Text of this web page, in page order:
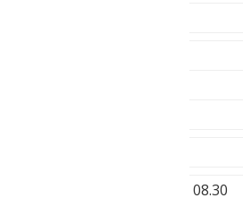
08.30